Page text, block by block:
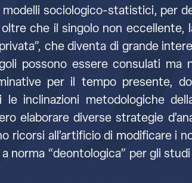
modelli sociologico-statistici, per
che il singolo non eccellente,
che diventa di grande
possono essere consulati ma
per il tempo presente,
le inclinazioni metodologiche
elaborare diverse strategie
ricorsi all’artificio di modificare
norma “deontologica” per gli